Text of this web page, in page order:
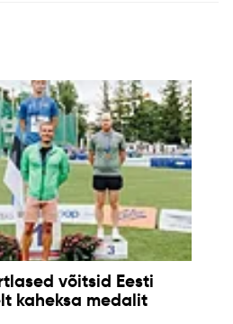
võitsid Eesti
kaheksa medalit